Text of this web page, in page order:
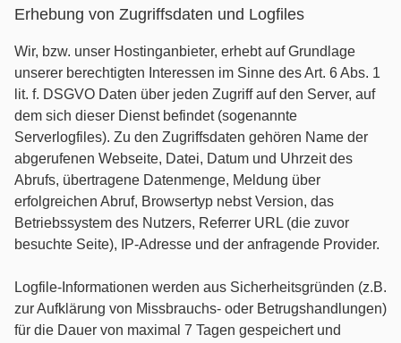
Erhebung von Zugriffsdaten und Logfiles
Wir, bzw. unser Hostinganbieter, erhebt auf Grundlage
unserer berechtigten Interessen im Sinne des Art. 6 Abs. 1
lit. f. DSGVO Daten über jeden Zugriff auf den Server, auf
dem sich dieser Dienst befindet (sogenannte
Serverlogfiles). Zu den Zugriffsdaten gehören Name der
abgerufenen Webseite, Datei, Datum und Uhrzeit des
Abrufs, übertragene Datenmenge, Meldung über
erfolgreichen Abruf, Browsertyp nebst Version, das
Betriebssystem des Nutzers, Referrer URL (die zuvor
besuchte Seite), IP-Adresse und der anfragende Provider.
Logfile-Informationen werden aus Sicherheitsgründen (z.B.
zur Aufklärung von Missbrauchs- oder Betrugshandlungen)
für die Dauer von maximal 7 Tagen gespeichert und